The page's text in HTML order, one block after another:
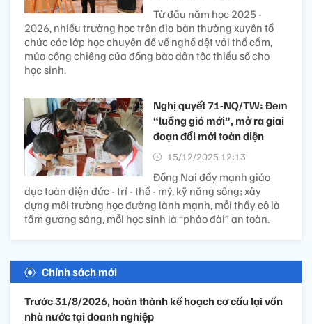
Từ đầu năm học 2025 -
2026, nhiều trường học trên địa bàn thường xuyên tổ
chức các lớp học chuyên đề về nghề dệt vải thổ cẩm,
múa cồng chiêng của đồng bào dân tộc thiểu số cho
học sinh.
Nghị quyết 71-NQ/TW: Đem
“luồng gió mới”, mở ra giai
đoạn đổi mới toàn diện
15/12/2025 12:13’
Đồng Nai đẩy mạnh giáo
dục toàn diện đức - trí - thể - mỹ, kỹ năng sống; xây
dựng môi trường học đường lành mạnh, mỗi thầy cô là
tấm gương sáng, mỗi học sinh là “pháo đài” an toàn.
Chính sách mới
Trước 31/8/2026, hoàn thành kế hoạch cơ cấu lại vốn
nhà nước tại doanh nghiệp